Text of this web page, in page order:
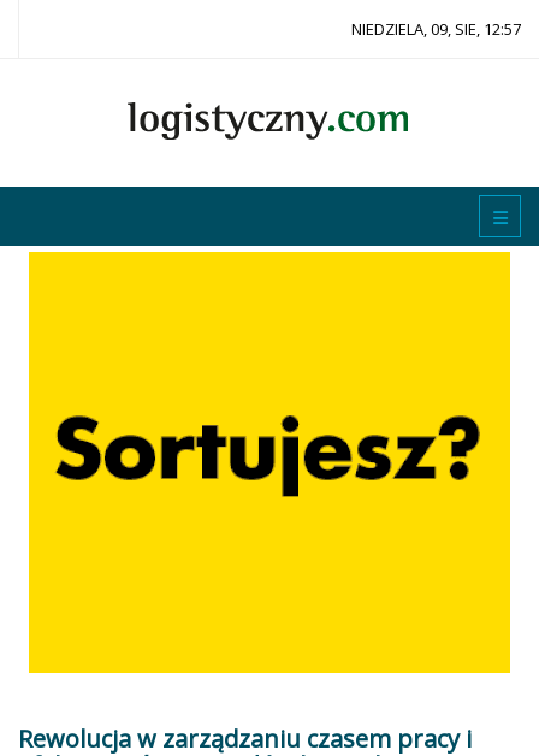
NIEDZIELA, 09, SIE, 12:57
Rewolucja w zarządzaniu czasem pracy i